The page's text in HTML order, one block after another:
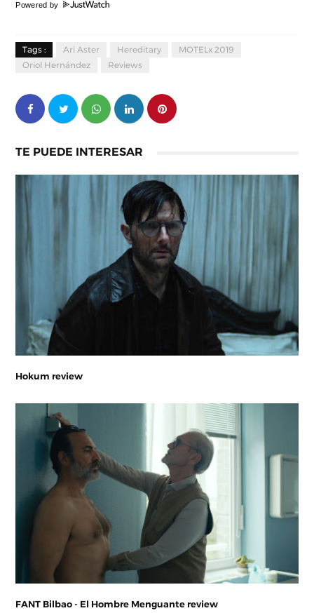
Powered by
Tags : Ari Aster Hereditary
MOTELx 2019
Oriol Hernández
Reviews
TE PUEDE INTERESAR
Hokum review
FANT Bilbao - El Hombre Menguante review